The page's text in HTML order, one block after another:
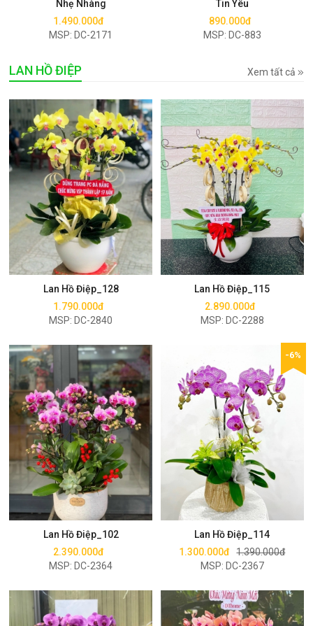
Nhẹ Nhàng
1.490.000đ
MSP: DC-2171
Tin Yêu
890.000đ
MSP: DC-883
LAN HỒ ĐIỆP Xem tất cả
Lan Hồ Điệp_128
1.790.000đ
MSP: DC-2840
Mua ngay
Lan Hồ Điệp_115
2.890.000đ
MSP: DC-2288
Mua ngay
Lan Hồ Điệp_102
2.390.000đ
MSP: DC-2364
Mua ngay
Lan Hồ Điệp_114
1.300.000đ 1.390.000đ
MSP: DC-2367
-6%
Mua ngay